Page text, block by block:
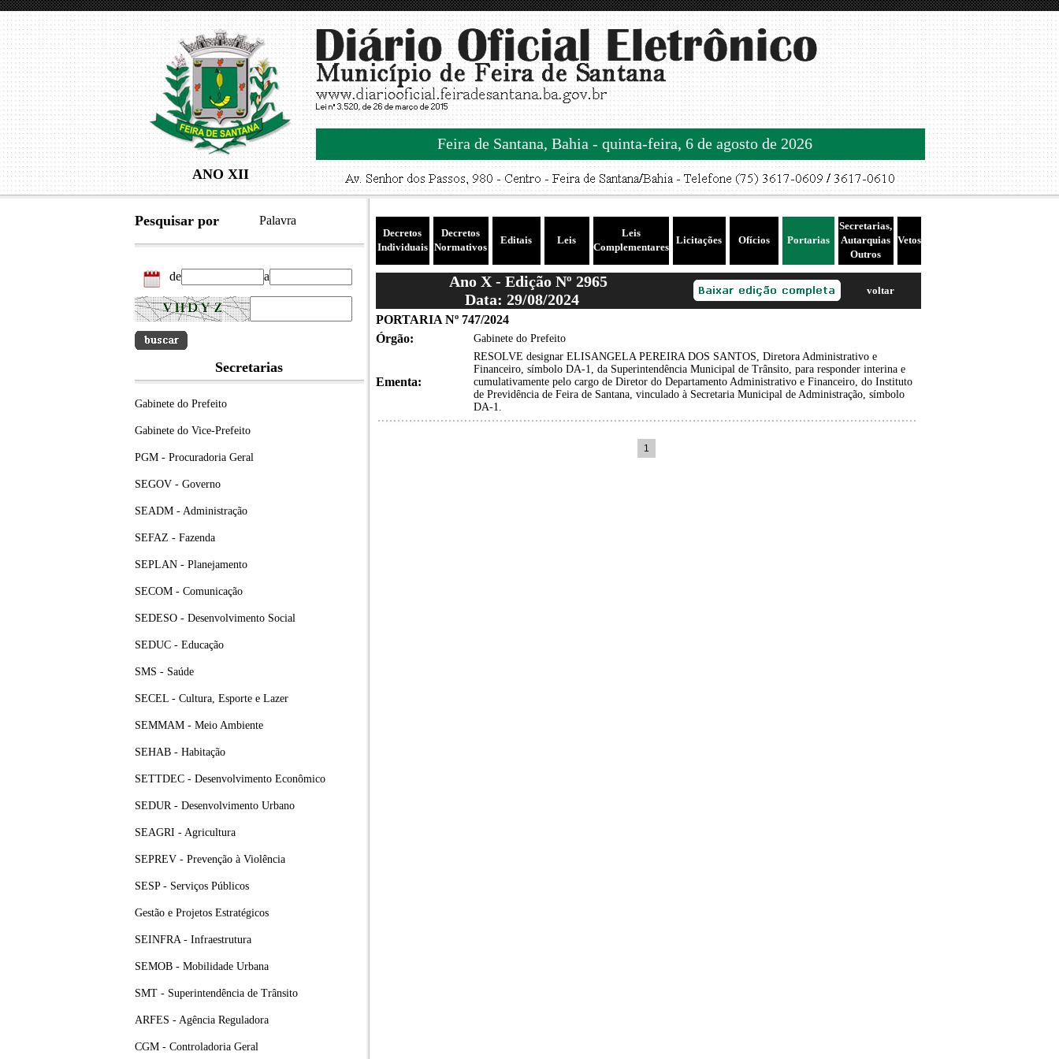
ANO XII
Feira de Santana, Bahia - quinta-feira, 6 de agosto de 2026
Pesquisar por Palavra
de a
Secretarias
Gabinete do Prefeito
Gabinete do Vice-Prefeito
PGM - Procuradoria Geral
SEGOV - Governo
SEADM - Administração
SEFAZ - Fazenda
SEPLAN - Planejamento
SECOM - Comunicação
SEDESO - Desenvolvimento Social
SEDUC - Educação
SMS - Saúde
SECEL - Cultura, Esporte e Lazer
SEMMAM - Meio Ambiente
SEHAB - Habitação
SETTDEC - Desenvolvimento Econômico
SEDUR - Desenvolvimento Urbano
SEAGRI - Agricultura
SEPREV - Prevenção à Violência
SESP - Serviços Públicos
Gestão e Projetos Estratégicos
SEINFRA - Infraestrutura
SEMOB - Mobilidade Urbana
SMT - Superintendência de Trânsito
ARFES - Agência Reguladora
CGM - Controladoria Geral
Decretos
Individuais
Decretos
Normativos
Editais Leis
Leis
Complementares
Licitações Ofícios Portarias
Secretarias,
Autarquias
Outros
Vetos
Ano X - Edição Nº 2965
Data: 29/08/2024
voltar
PORTARIA Nº 747/2024
Órgão:
Gabinete do Prefeito
Ementa:
RESOLVE designar ELISANGELA PEREIRA DOS SANTOS, Diretora Administrativo e
Financeiro, símbolo DA-1, da Superintendência Municipal de Trânsito, para responder interina e
cumulativamente pelo cargo de Diretor do Departamento Administrativo e Financeiro, do Instituto
de Previdência de Feira de Santana, vinculado à Secretaria Municipal de Administração, símbolo
DA-1.
1